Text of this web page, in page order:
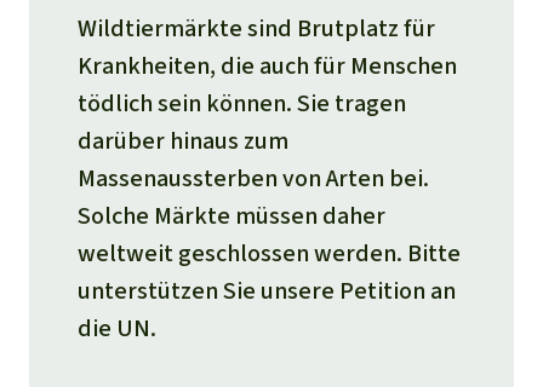
Wildtiermärkte sind Brutplatz für
Krankheiten, die auch für Menschen
tödlich sein können. Sie tragen
darüber hinaus zum
Massenaussterben von Arten bei.
Solche Märkte müssen daher
weltweit geschlossen werden. Bitte
unterstützen Sie unsere Petition an
die UN.